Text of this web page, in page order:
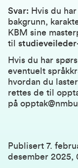
Svar: Hvis du
bakgrunn,
KBM sine
til
Hvis du har
eventuelt
hvordan du
rettes de til
på
Publisert 7.
desember 2025,